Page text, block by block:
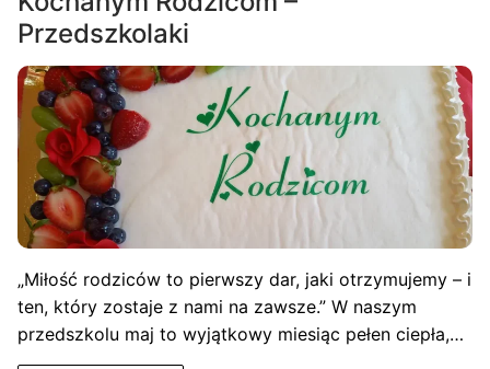
Przedszkolaki
„Miłość rodziców to pierwszy dar, jaki otrzymujemy – i
ten, który zostaje z nami na zawsze.” W naszym
przedszkolu maj to wyjątkowy miesiąc pełen ciepła,…